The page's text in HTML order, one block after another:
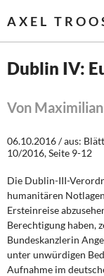
AXEL
Steuer- und
Öffentliche
Dublin IV:
Von
06.10.2016 / aus:
10/2016, Seite 9-12
Die Dublin-III-
humanitären
Ersteinreise
Berechtigung haben,
Bundeskanzlerin
unter unwürdigen
Aufnahme im